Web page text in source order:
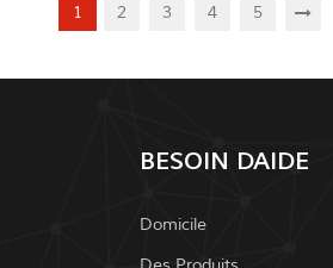
1 2 3 4 5
BESOIN DAIDE
Domicile